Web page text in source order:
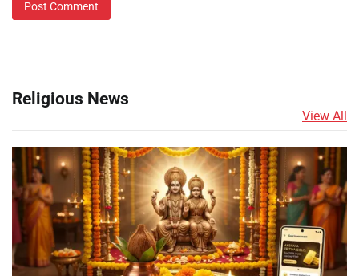
Religious News
View All